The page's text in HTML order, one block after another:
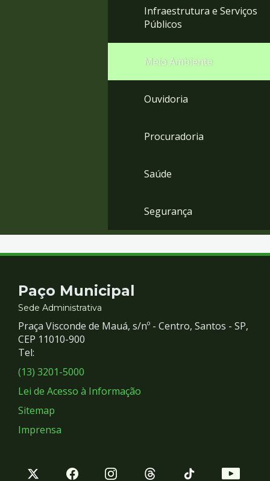
Infraestrutura e Serviços
Públicos
Meio Ambiente
Ouvidoria
Procuradoria
Saúde
Segurança
Contato
e
Redes
Sociais
Paço Municipal
Sede Administrativa
Praça Visconde de Mauá, s/nº - Centro, Santos - SP,
CEP 11010-900
Tel:
(13) 3201-5000
Lei de Acesso à Informação
Sitemap
Imprensa